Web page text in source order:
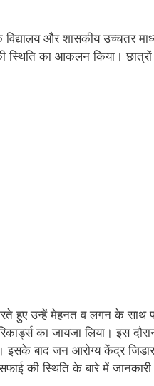
और शासकीय उच्चतर
स्थिति का आकलन किया।
हुए उन्हें मेहनत व लगन के
का जायजा लिया। इस
इसके बाद जन आरोग्य केंद्र
की स्थिति के बारे में जानकारी